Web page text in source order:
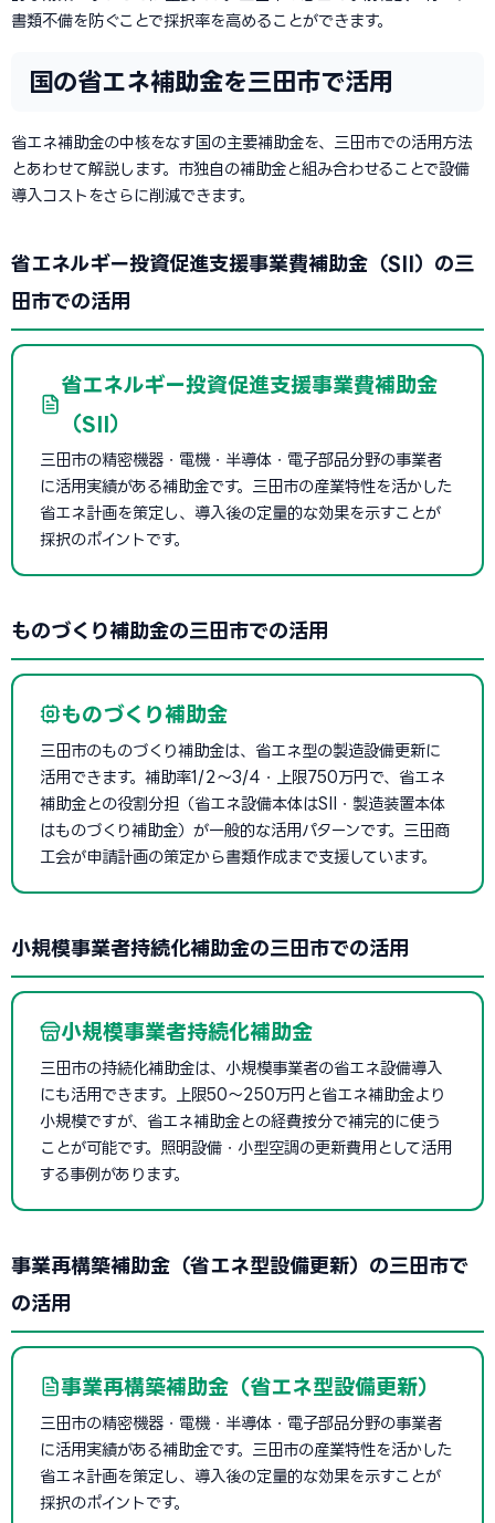
書類不備を防ぐことで採択率を高めることができます。
国の省エネ補助金を三田市で活用
省エネ補助金の中核をなす国の主要補助金を、三田市での活用方法
とあわせて解説します。市独自の補助金と組み合わせることで設備
導入コストをさらに削減できます。
省エネルギー投資促進支援事業費補助金（SII）の三
田市での活用
省エネルギー投資促進支援事業費補助金
（SII）
三田市の精密機器・電機・半導体・電子部品分野の事業者
に活用実績がある補助金です。三田市の産業特性を活かした
省エネ計画を策定し、導入後の定量的な効果を示すことが
採択のポイントです。
ものづくり補助金の三田市での活用
ものづくり補助金
三田市のものづくり補助金は、省エネ型の製造設備更新に
活用できます。補助率1/2〜3/4・上限750万円で、省エネ
補助金との役割分担（省エネ設備本体はSII・製造装置本体
はものづくり補助金）が一般的な活用パターンです。三田商
工会が申請計画の策定から書類作成まで支援しています。
小規模事業者持続化補助金の三田市での活用
小規模事業者持続化補助金
三田市の持続化補助金は、小規模事業者の省エネ設備導入
にも活用できます。上限50〜250万円と省エネ補助金より
小規模ですが、省エネ補助金との経費按分で補完的に使う
ことが可能です。照明設備・小型空調の更新費用として活用
する事例があります。
事業再構築補助金（省エネ型設備更新）の三田市で
の活用
事業再構築補助金（省エネ型設備更新）
三田市の精密機器・電機・半導体・電子部品分野の事業者
に活用実績がある補助金です。三田市の産業特性を活かした
省エネ計画を策定し、導入後の定量的な効果を示すことが
採択のポイントです。